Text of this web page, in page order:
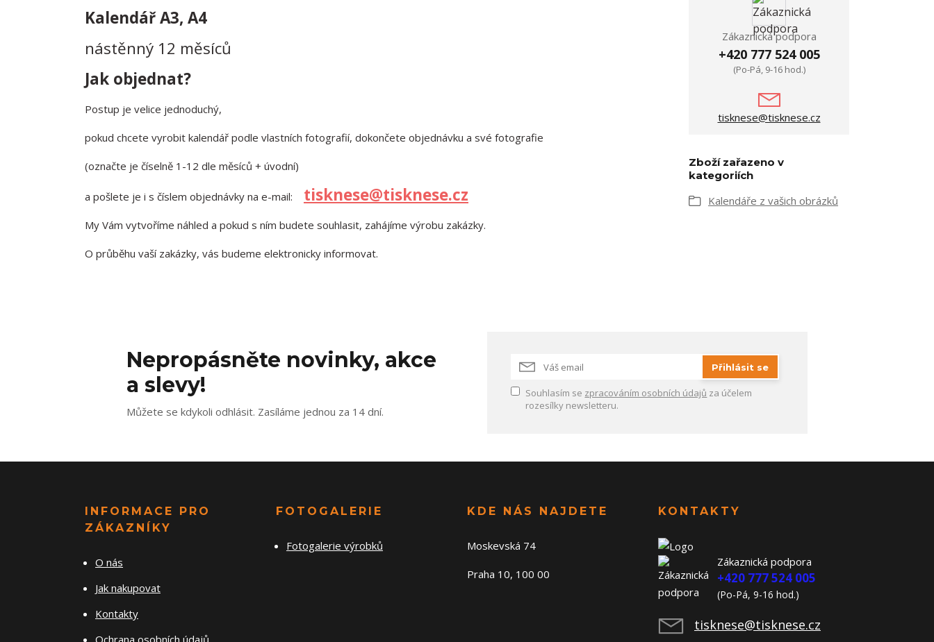
Kalendář A3, A4
nástěnný 12 měsíců
Jak objednat?
Postup je velice jednoduchý,
pokud chcete vyrobit kalendář podle vlastních fotografií, dokončete objednávku a své fotografie
(označte je číselně 1-12 dle měsíců + úvodní)
a pošlete je i s číslem objednávky na e-mail: tisknese@tisknese.cz
My Vám vytvoříme náhled a pokud s ním budete souhlasit, zahájíme výrobu zakázky.
O průběhu vaší zakázky, vás budeme elektronicky informovat.
Zákaznická podpora
+420 777 524 005
(Po-Pá, 9-16 hod.)
tisknese@tisknese.cz
Zboží zařazeno v
kategoriích
Kalendáře z vašich obrázků
Nepropásněte novinky, akce
a slevy!
Můžete se kdykoli odhlásit. Zasíláme jednou za 14 dní.
Přihlásit se
Souhlasím se zpracováním osobních údajů za účelem
rozesílky newsletteru.
INFORMACE PRO
ZÁKAZNÍKY
O nás
Jak nakupovat
Kontakty
Ochrana osobních údajů
FOTOGALERIE
Fotogalerie výrobků
KDE NÁS NAJDETE
Moskevská 74
Praha 10, 100 00
KONTAKTY
Zákaznická podpora
+420 777 524 005
(Po-Pá, 9-16 hod.)
tisknese@tisknese.cz